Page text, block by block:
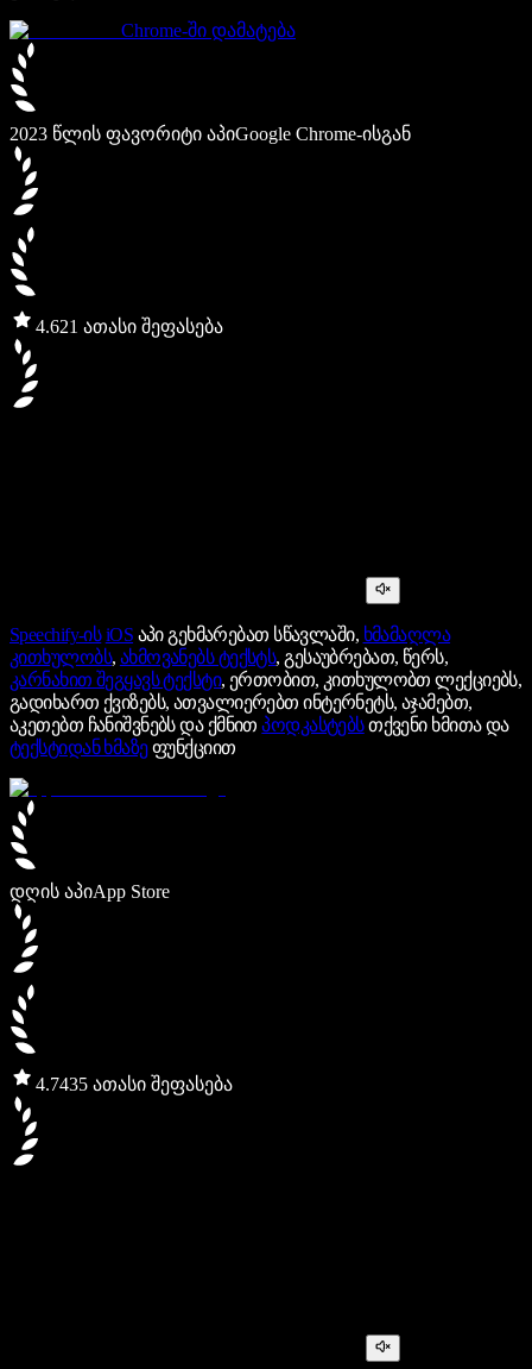
Chrome-ში დამატება
2023 წლის ფავორიტი აპიGoogle Chrome-ისგან
4.621 ათასი შეფასება
Speechify-ის iOS აპი გეხმარებათ სწავლაში, ხმამაღლა
კითხულობს, ახმოვანებს ტექსტს, გესაუბრებათ, წერს,
კარნახით შეგყავს ტექსტი, ერთობით, კითხულობთ ლექციებს,
გადიხართ ქვიზებს, ათვალიერებთ ინტერნეტს, აჯამებთ,
აკეთებთ ჩანიშვნებს და ქმნითპოდკასტებსთქვენი ხმითა და
ტექსტიდან ხმაზეფუნქციით
დღის აპიApp Store
4.7435 ათასი შეფასება